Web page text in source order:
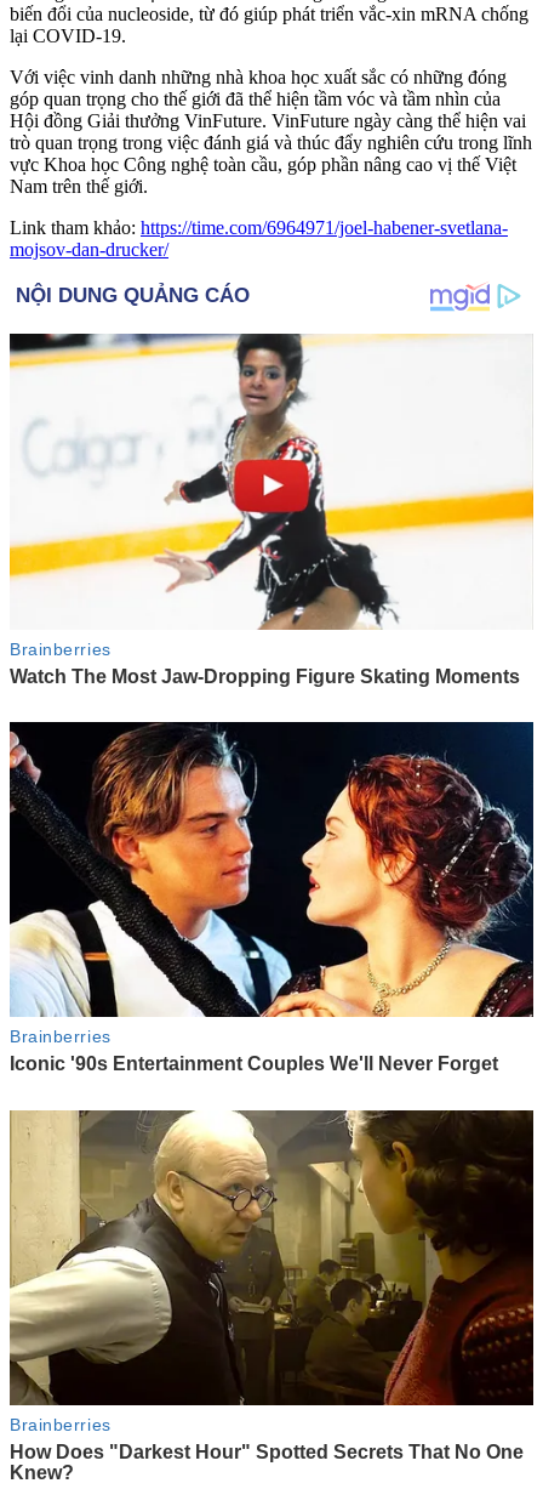
biến đổi của nucleoside, từ đó giúp phát triển vắc-xin mRNA chống
lại COVID-19.
Với việc vinh danh những nhà khoa học xuất sắc có những đóng
góp quan trọng cho thế giới đã thể hiện tầm vóc và tầm nhìn của
Hội đồng Giải thưởng VinFuture. VinFuture ngày càng thể hiện vai
trò quan trọng trong việc đánh giá và thúc đẩy nghiên cứu trong lĩnh
vực Khoa học Công nghệ toàn cầu, góp phần nâng cao vị thế Việt
Nam trên thế giới.
Link tham khảo: https://time.com/6964971/joel-habener-svetlana-
mojsov-dan-drucker/